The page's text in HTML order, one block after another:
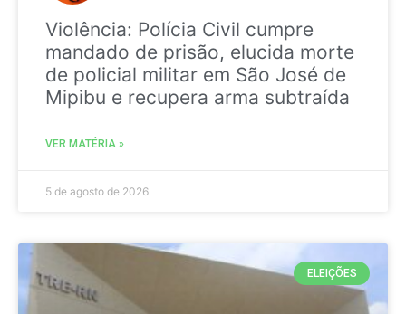
Violência: Polícia Civil cumpre
mandado de prisão, elucida morte
de policial militar em São José de
Mipibu e recupera arma subtraída
VER MATÉRIA »
5 de agosto de 2026
ELEIÇÕES